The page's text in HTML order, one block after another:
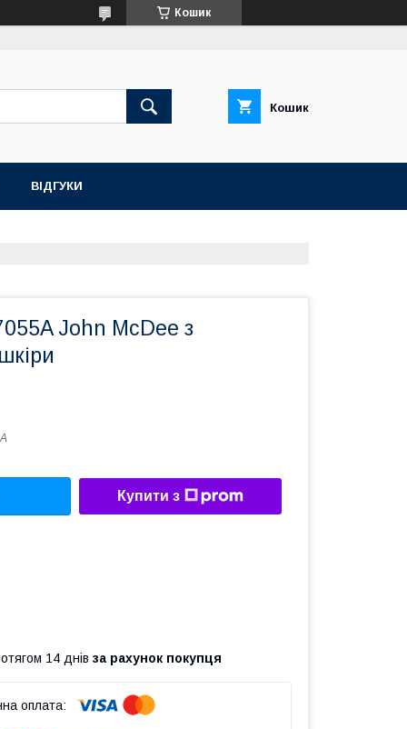
Кошик
Кошик
ВІДГУКИ
John McDee з
Купити з
14 днів за рахунок покупця